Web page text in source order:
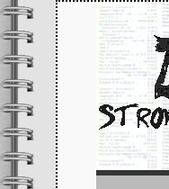
Zum
Inhalt
springen
zine